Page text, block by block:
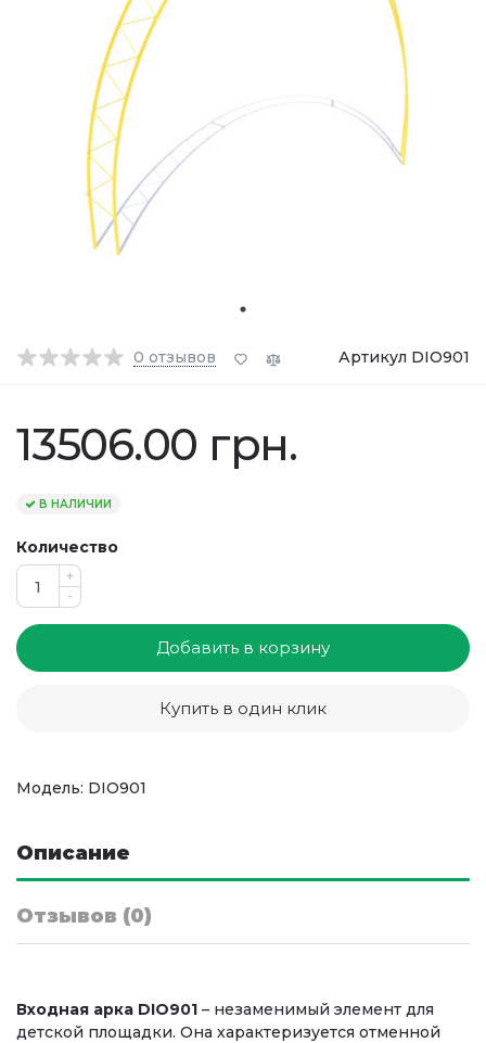
0 отзывов Артикул DIO901
13506.00 грн.
В НАЛИЧИИ
Количество
+
-
Добавить в корзину
Купить в один клик
Модель: DIO901
Описание
Отзывов (0)
Входная арка DIO901 – незаменимый элемент для
детской площадки. Она характеризуется отменной